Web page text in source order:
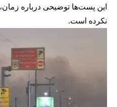
این پست‌ها توضیحی درباره زمان،
نکرده است.